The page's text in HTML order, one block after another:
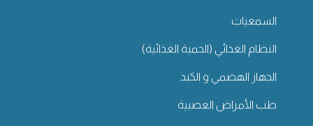
السمعيات
النظام الغذائي (الحمية الغذائية)
الجهاز الهضمي و الكبد
طب الأمراض العصبية